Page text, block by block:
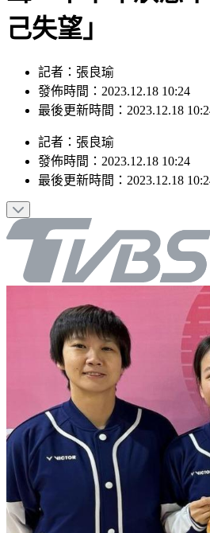
己失望」
發佈時間：2023.12.18 10:24
最後更新時間：2023.12.18 10:24
發佈時間：2023.12.18 10:24
最後更新時間：2023.12.18 10:24